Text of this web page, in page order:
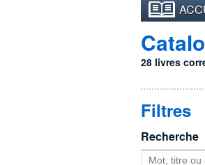
28 livres
Filtres
Recherche